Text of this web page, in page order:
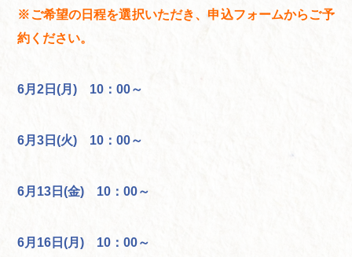
※ご希望の日程を選択いただき、申込フォームからご予
約ください。
6月2日(月) 10：00～
6月3日(火) 10：00～
6月13日(金) 10：00～
6月16日(月) 10：00～